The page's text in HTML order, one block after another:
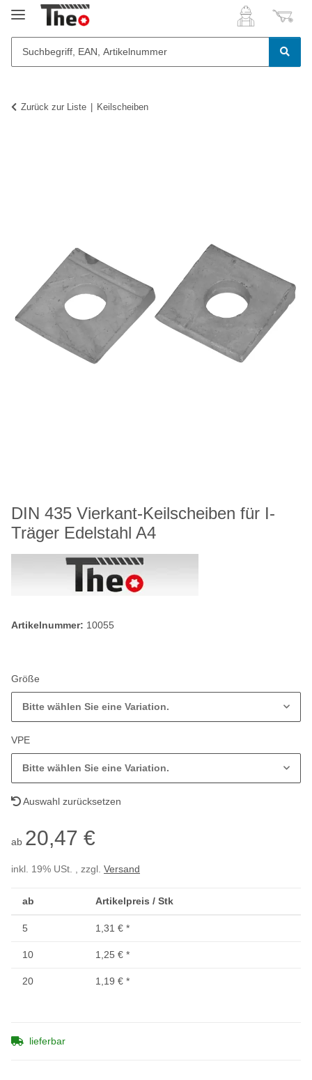
Zurück zur Liste Keilscheiben
DIN 435 Vierkant-Keilscheiben für I-
Träger Edelstahl A4
Artikelnummer: 10055
Größe
Bitte wählen Sie eine Variation.
VPE
Bitte wählen Sie eine Variation.
Auswahl zurücksetzen
ab 20,47 €
inkl. 19% USt. , zzgl. Versand
ab Artikelpreis / Stk
5 1,31 € *
10 1,25 € *
20 1,19 € *
lieferbar